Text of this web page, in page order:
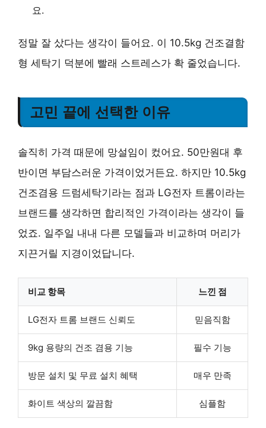
요.
정말 잘 샀다는 생각이 들어요. 이 10.5kg 건조결함
형 세탁기 덕분에 빨래 스트레스가 확 줄었습니다.
고민 끝에 선택한 이유
솔직히 가격 때문에 망설임이 컸어요. 50만원대 후
반이면 부담스러운 가격이었거든요. 하지만 10.5kg
건조겸용 드럼세탁기라는 점과 LG전자 트롬이라는
브랜드를 생각하면 합리적인 가격이라는 생각이 들
었죠. 일주일 내내 다른 모델들과 비교하며 머리가
지끈거릴 지경이었답니다.
비교 항목 느낀 점
LG전자 트롬 브랜드 신뢰도 믿음직함
9kg 용량의 건조 겸용 기능 필수 기능
방문 설치 및 무료 설치 혜택 매우 만족
화이트 색상의 깔끔함 심플함